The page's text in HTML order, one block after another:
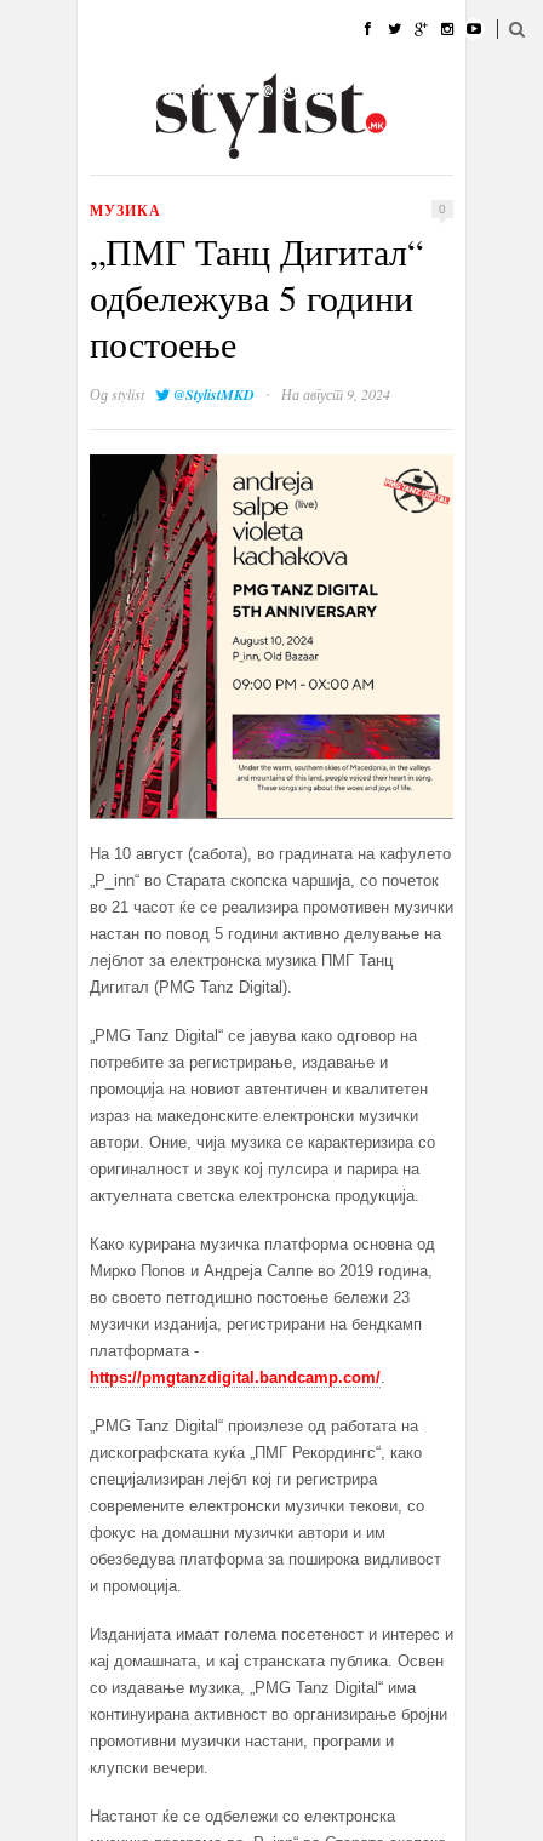
УБАВИНА
КУЛТУРА @РАБОТА
ИЗЛОГ
МУЗИКА 0
„ПМГ Танц Дигитал“
одбележува 5 години
постоење
Одstylist @StylistMKD · На август 9, 2024
На 10 август (сабота), во градината на кафулето
„P_inn“ во Старата скопска чаршија, со почеток
во 21 часот ќе се реализира промотивен музички
настан по повод 5 години активно делување на
лејблот за електронска музика ПМГ Танц
Дигитал (PMG Tanz Digital).
„PMG Tanz Digital“ се јавува како одговор на
потребите за регистрирање, издавање и
промоција на новиот автентичен и квалитетен
израз на македонските електронски музички
автори. Оние, чија музика се карактеризира со
оригиналност и звук кој пулсира и парира на
актуелната светска електронска продукција.
Како курирана музичка платформа основна од
Мирко Попов и Андреја Салпе во 2019 година,
во своето петгодишно постоење бележи 23
музички изданија, регистрирани на бендкамп
платформата -
https://pmgtanzdigital.bandcamp.com/.
„PMG Tanz Digital“ произлезе од работата на
дискографската куќа „ПМГ Рекордингс“, како
специјализиран лејбл кој ги регистрира
современите електронски музички текови, со
фокус на домашни музички автори и им
обезбедува платформа за поширока видливост
и промоција.
Изданијата имаат голема посетеност и интерес и
кај домашната, и кај странската публика. Освен
со издавање музика, „PMG Tanz Digital“ има
континуирана активност во организирање бројни
промотивни музички настани, програми и
клупски вечери.
Настанот ќе се одбележи со електронска